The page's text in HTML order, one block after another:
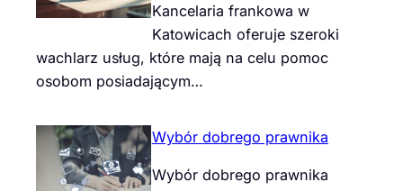
Kancelaria frankowa w
Katowicach oferuje szeroki
wachlarz usług, które mają na celu pomoc
osobom posiadającym…
Wybór dobrego prawnika
Wybór dobrego prawnika